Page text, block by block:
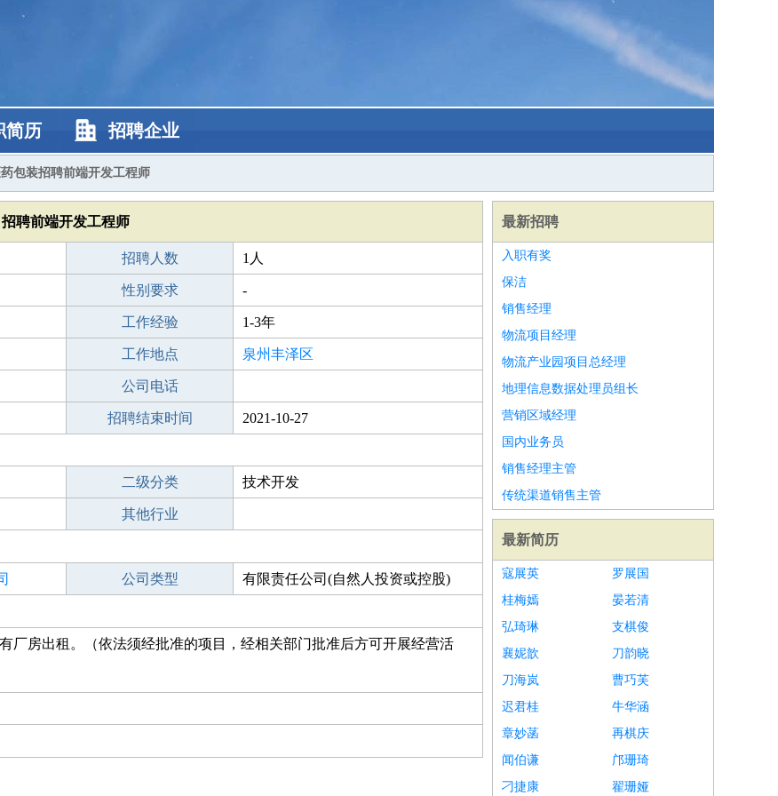
简历 招聘企业
包装招聘前端开发工程师
招聘前端开发工程师
招聘人数 1人
性别要求 -
工作经验 1-3年
工作地点 泉州丰泽区
公司电话
招聘结束时间 2021-10-27
二级分类 技术开发
其他行业
公司类型 有限责任公司(自然人投资或控股)
厂房出租。（依法须经批准的项目，经相关部门批准后方可开展经营活
最新招聘
入职有奖
保洁
销售经理
物流项目经理
物流产业园项目总经理
地理信息数据处理员组长
营销区域经理
国内业务员
销售经理主管
传统渠道销售主管
最新简历
寇展英
罗展国
桂梅嫣
晏若清
弘琦琳
支棋俊
襄妮歆
刀韵晓
刀海岚
曹巧芙
迟君桂
牛华涵
章妙菡
再棋庆
闻伯谦
邝珊琦
刁捷康
翟珊娅